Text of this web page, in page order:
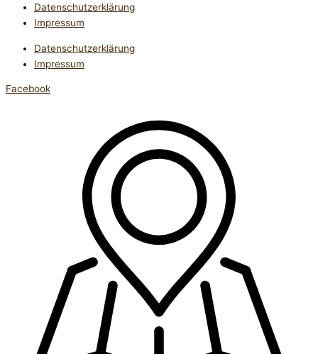
Datenschutzerklärung
Impressum
Datenschutzerklärung
Impressum
Facebook